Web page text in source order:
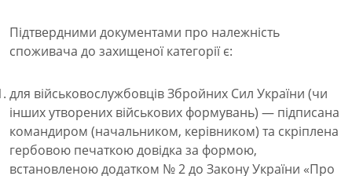
Підтвердними документами про належність
споживача до захищеної категорії є:
для військовослужбовців Збройних Сил України (чи
інших утворених військових формувань) — підписана
командиром (начальником, керівником) та скріплена
гербовою печаткою довідка за формою,
встановленою додатком № 2 до Закону України «Про